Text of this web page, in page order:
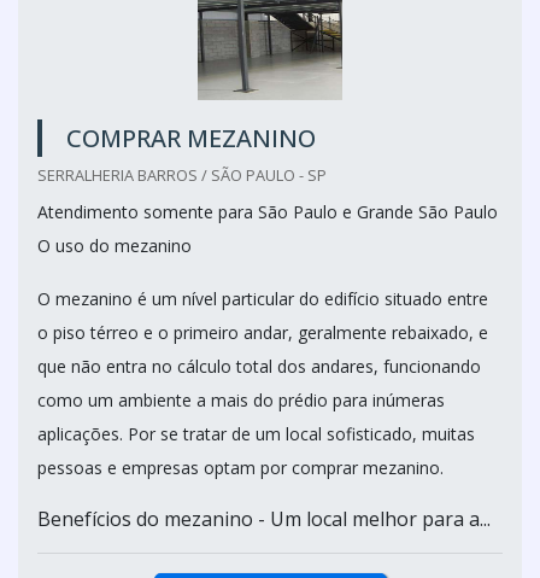
COMPRAR MEZANINO
SERRALHERIA BARROS / SÃO PAULO - SP
Atendimento somente para São Paulo e Grande São Paulo
O uso do mezanino
O mezanino é um nível particular do edifício situado entre
o piso térreo e o primeiro andar, geralmente rebaixado, e
que não entra no cálculo total dos andares, funcionando
como um ambiente a mais do prédio para inúmeras
aplicações. Por se tratar de um local sofisticado, muitas
pessoas e empresas optam por comprar mezanino.
Benefícios do mezanino - Um local melhor para a...